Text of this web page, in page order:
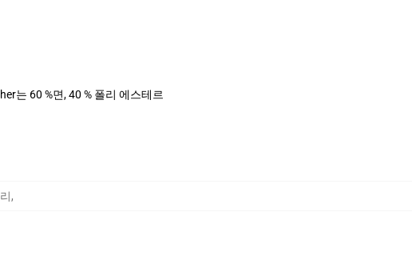
는 60 %면, 40 % 폴리 에스테르
,